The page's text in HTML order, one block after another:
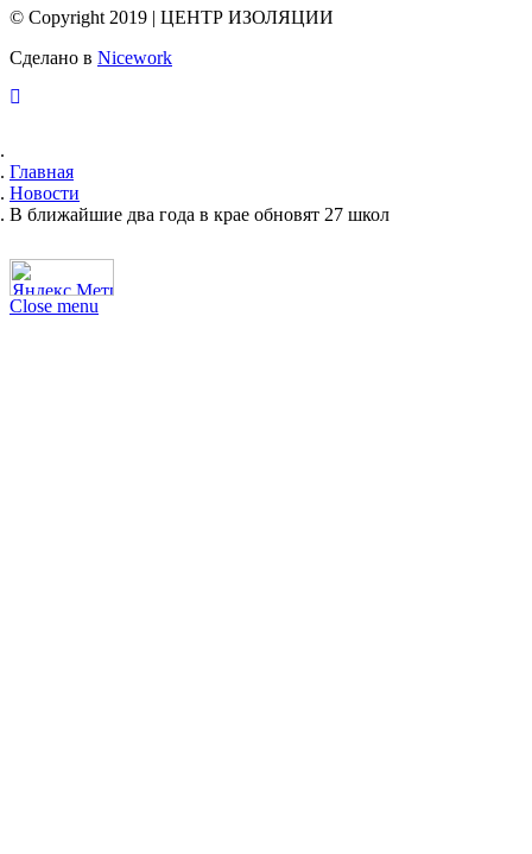
© Copyright 2019 | ЦЕНТР ИЗОЛЯЦИИ
Сделано в Nicework
Главная
Новости
В ближайшие два года в крае обновят 27 школ
Close menu